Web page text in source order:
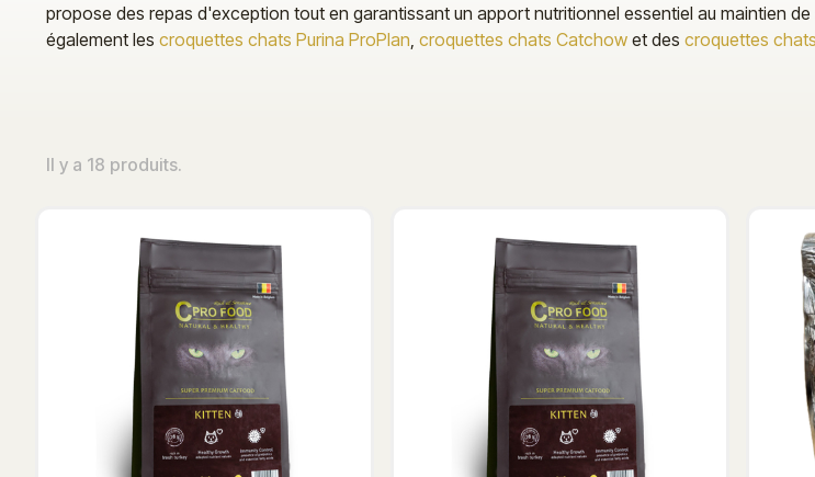
propose des repas d'exception tout en garantissant un apport nutritionnel essentiel au maintien
également les croquettes chats Purina ProPlan croquettes chats Catchow et des croquettes
Il y a 18 produits.